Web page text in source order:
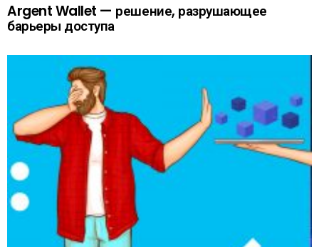
Argent Wallet — решение, разрушающее
барьеры доступа